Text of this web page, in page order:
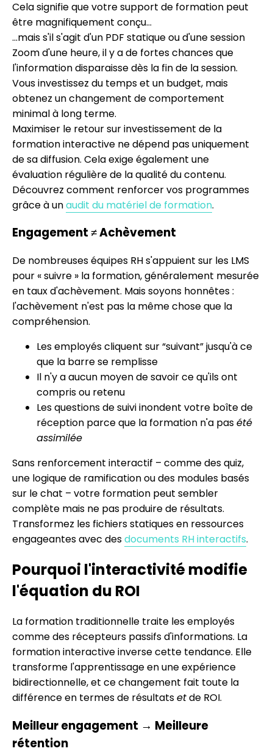
Cela signifie que votre support de formation peut
être magnifiquement conçu…
…mais s'il s'agit d'un PDF statique ou d'une session
Zoom d'une heure, il y a de fortes chances que
l'information disparaisse dès la fin de la session.
Vous investissez du temps et un budget, mais
obtenez un changement de comportement
minimal à long terme.
Maximiser le retour sur investissement de la
formation interactive ne dépend pas uniquement
de sa diffusion. Cela exige également une
évaluation régulière de la qualité du contenu.
Découvrez comment renforcer vos programmes
grâce à unaudit du matériel de formation.
Engagement ≠ Achèvement
De nombreuses équipes RH s'appuient sur les LMS
pour « suivre » la formation, généralement mesurée
en taux d'achèvement. Mais soyons honnêtes :
l'achèvement n'est pas la même chose que la
compréhension.
Les employés cliquent sur “suivant” jusqu'à ce
que la barre se remplisse
Il n'y a aucun moyen de savoir ce qu'ils ont
compris ou retenu
Les questions de suivi inondent votre boîte de
réception parce que la formation n'a pasété
assimilée
Sans renforcement interactif – comme des quiz,
une logique de ramification ou des modules basés
sur le chat – votre formation peut sembler
complète mais ne pas produire de résultats.
Transformez les fichiers statiques en ressources
engageantes avec desdocuments RH interactifs.
Pourquoi l'interactivité modifie
l'équation du ROI
La formation traditionnelle traite les employés
comme des récepteurs passifs d'informations. La
formation interactive inverse cette tendance. Elle
transforme l'apprentissage en une expérience
bidirectionnelle, et ce changement fait toute la
différence en termes de résultatsetde ROI.
Meilleur engagement → Meilleure
rétention